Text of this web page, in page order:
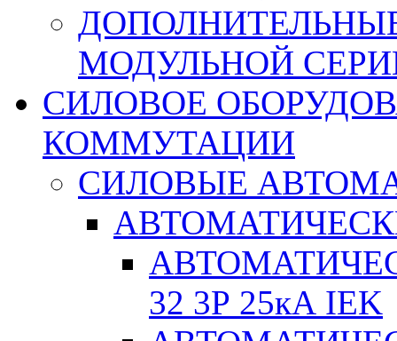
МОДУЛЬНОЙ
СИЛОВОЕ
КОММУТАЦИИ
СИЛОВЫЕ
32 3Р 25кА IEK